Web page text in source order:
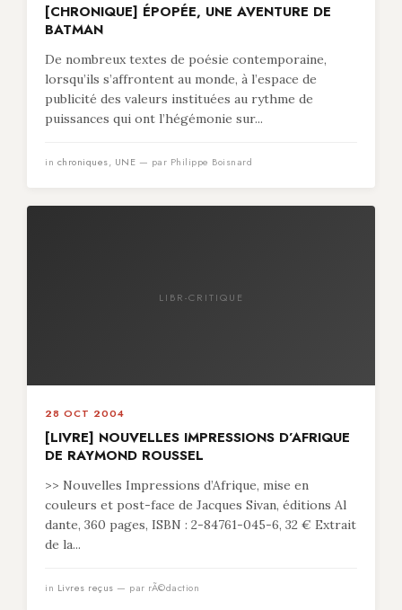
[CHRONIQUE] ÉPOPÉE, UNE AVENTURE DE
BATMAN
De nombreux textes de poésie contemporaine,
lorsqu’ils s’affrontent au monde, à l’espace de
publicité des valeurs instituées au rythme de
puissances qui ont l’hégémonie sur...
in chroniques, UNE — par Philippe Boisnard
LIBR-CRITIQUE
28 OCT 2004
[LIVRE] NOUVELLES IMPRESSIONS D’AFRIQUE
DE RAYMOND ROUSSEL
>> Nouvelles Impressions d’Afrique, mise en
couleurs et post-face de Jacques Sivan, éditions Al
dante, 360 pages, ISBN : 2-84761-045-6, 32 € Extrait
de la...
in Livres reçus — par rÃ©daction